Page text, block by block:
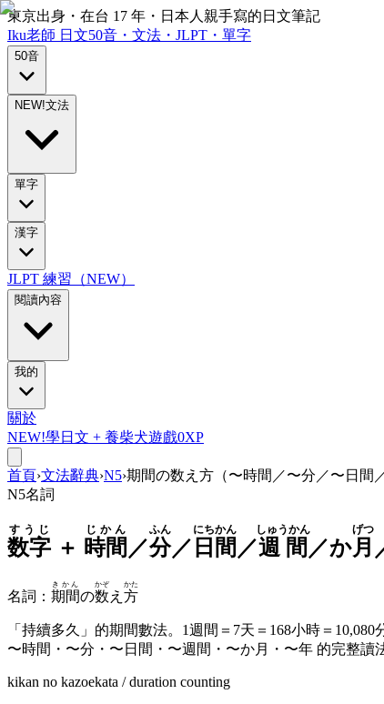
東京出身・在台 17 年・日本人親手寫的日文筆記
Iku老師 日文50音・文法・JLPT・單字
50音
NEW!文法
單字
漢字
JLPT 練習（NEW）
閱讀內容
我的
關於
NEW!學日文 + 養柴犬遊戲0XP
首頁›文法辭典›N5›期間の数え方（〜時間／〜分／〜日間
N5名詞
数字
すうじ
＋ 時間
じかん
／分
ふん
／ 日間
にちかん
／週間
しゅうかん
／か月
げつ
名詞 ： 期間
きかん
の数
かぞ
え 方
かた
「持續多久」的期間數法。1週間＝7天＝168小時＝
〜時間・〜分・〜日間・〜週間・〜か月・〜年 的完整
kikan no kazoekata / duration counting